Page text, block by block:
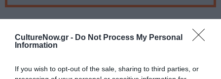
CultureNow.gr - Do Not Process My Personal
Information
If you wish to opt-out of the sale, sharing to third parties, or
μάθετε πρώτοι όλες τις ειδήσεις
Πολιτισμό στοCulturenow.gr